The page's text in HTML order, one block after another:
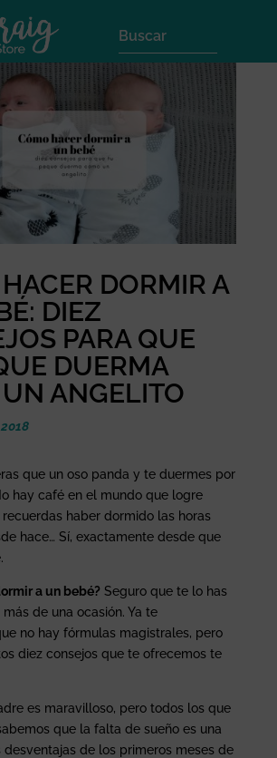
DORMIR A
DIEZ
PARA QUE
DUERMA
ANGELITO
que un oso panda y te duermes por
hay café en el mundo que logre
haber dormido las horas
hace… Sí, exactamente desde que
a un bebé? Seguro que te lo has
de una ocasión. Ya te
no hay fórmulas magistrales, pero
diez consejos que te ofrecemos te
es maravilloso, pero todos los que
que la falta de sueño es una
de los primeros meses de